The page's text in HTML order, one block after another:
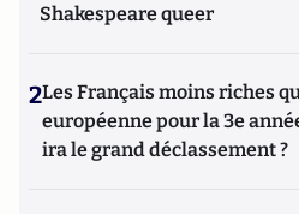
Shakespeare queer
2Les Français moins riches
européenne pour la 3e
ira le grand déclassement ?